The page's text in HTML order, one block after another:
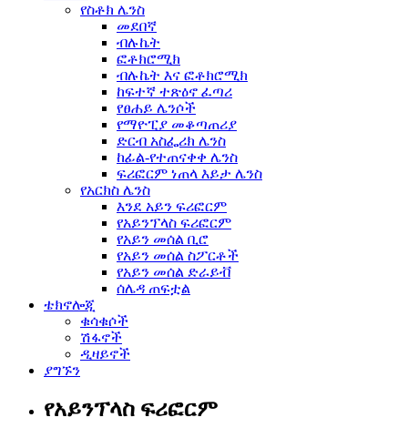
የስቶክ ሌንስ
መደበኛ
ብሉኬት
ፎቶክሮሚክ
ብሉኬት እና ፎቶክሮሚክ
ከፍተኛ ተጽዕኖ ፈጣሪ
የፀሐይ ሌንሶች
የማዮፒያ መቆጣጠሪያ
ድርብ አስፌሪክ ሌንስ
ከፊል-የተጠናቀቀ ሌንስ
ፍሪፎርም ነጠላ እይታ ሌንስ
የአርክስ ሌንስ
እንደ አይን ፍሪፎርም
የአይንፕላስ ፍሪፎርም
የአይን መሰል ቢሮ
የአይን መሰል ስፖርቶች
የአይን መሰል ድራይቭ
ሰሌዳ ጠፍቷል
ቴክኖሎጂ
ቁሳቁሶች
ሽፋኖች
ዲዛይኖች
ያግኙን
የአይንፕላስ ፍሪፎርም